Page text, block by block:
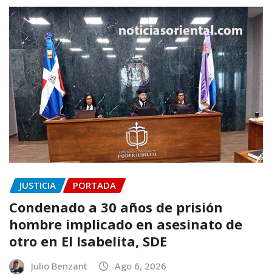
JUSTICIA PORTADA
Condenado a 30 años de prisión
hombre implicado en asesinato de
otro en El Isabelita, SDE
Julio Benzant Ago 6, 2026